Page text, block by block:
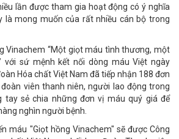
lần được tham gia hoạt động có ý nghĩa
là mong muốn của rất nhiều cán bộ trong
Vinachem “Một giọt máu tình thương, một
với sứ mệnh kết nối dòng máu Việt ngày
Hóa chất Việt Nam đã tiếp nhận 188 đơn
viên thanh niên, người lao động trong
tay sẻ chia những đơn vị máu quý giá để
nghìn người bệnh.
máu "Giọt hồng Vinachem" sẽ được Công